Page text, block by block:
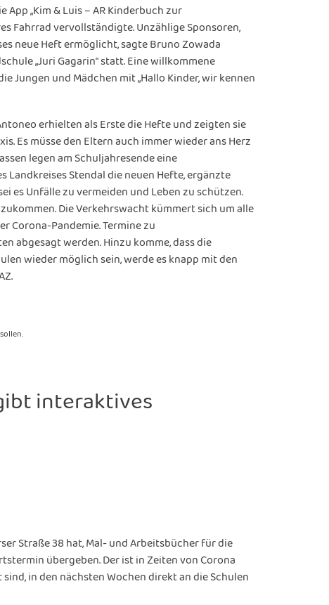
„Kim & Luis – AR Kinderbuch zur
Fahrrad vervollständigte. Unzählige Sponsoren,
neue Heft ermöglicht, sagte Bruno Zowada
„Juri Gagarin“ statt. Eine willkommene
Jungen und Mädchen mit „Hallo Kinder, wir kennen
erhielten als Erste die Hefte und zeigten sie
Es müsse den Eltern auch immer wieder ans Herz
legen am Schuljahresende eine
Stendal die neuen Hefte, ergänzte
es Unfälle zu vermeiden und Leben zu schützen.
Die Verkehrswacht kümmert sich um alle
Corona-Pandemie. Termine zu
abgesagt werden. Hinzu komme, dass die
wieder möglich sein, werde es knapp mit den
interaktives
Straße 38 hat, Mal- und Arbeitsbücher für die
übergeben. Der ist in Zeiten von Corona
in den nächsten Wochen direkt an die Schulen